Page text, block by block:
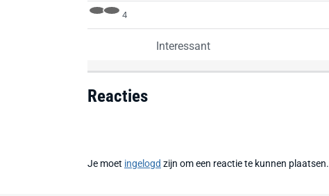
4
Interessant
Reacties
Je moet ingelogd zijn om een reactie te kunnen plaatsen.